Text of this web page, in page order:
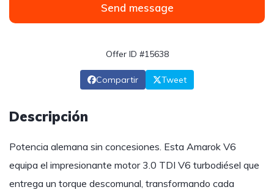
Send message
Offer ID #15638
Compartir Tweet
Descripción
Potencia alemana sin concesiones. Esta Amarok V6
equipa el impresionante motor 3.0 TDI V6 turbodiésel que
entrega un torque descomunal, transformando cada